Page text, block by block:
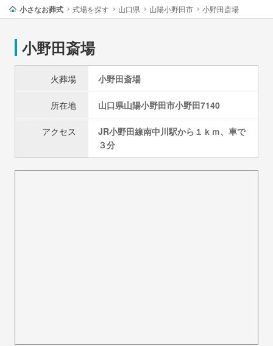
小さなお葬式 式場を探す 山口県 山陽小野田市 小野田斎場
小野田斎場
火葬場 小野田斎場
所在地 山口県山陽小野田市小野田7140
アクセス
JR小野田線南中川駅から１ｋｍ、車で
３分